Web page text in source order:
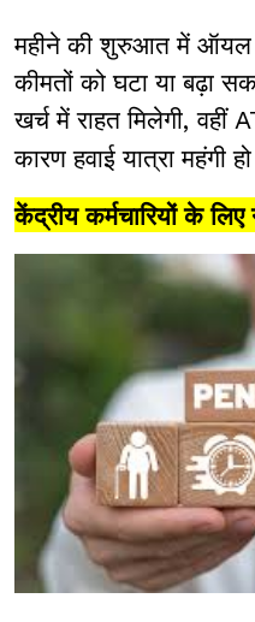
महीने की शुरुआत में ऑयल
कीमतों को घटा या बढ़ा
खर्च में राहत मिलेगी,वहीं
कारण हवाई यात्रा महंगी
केंद्रीय कर्मचारियों के